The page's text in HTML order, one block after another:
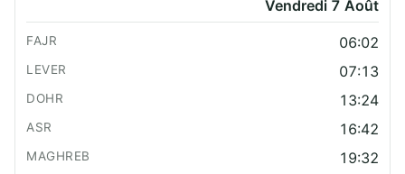
Vendredi 7 Août
06:02
07:13
13:24
16:42
19:32